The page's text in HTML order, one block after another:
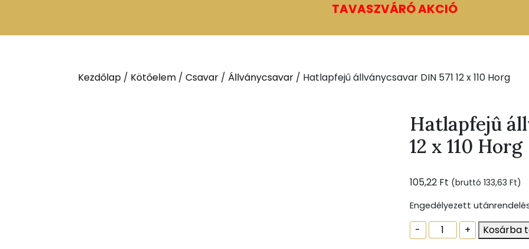
TAVASZVÁRÓ AKCIÓ
Kezdőlap / Kötőelem / Csavar / Állványcsavar / Hatlapfejû állványcsavar DIN 571 12 x 110 Horg
Hatlapfejû
12 x 110 Horg
105,22 Ft (bruttó 133,63 Ft)
Engedélyezett
-
Hatlapfejû
állványcsavar
+ Kosárba